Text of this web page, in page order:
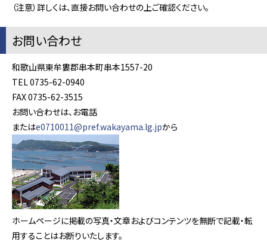
（注意）詳しくは、直接お問い合わせの上ご確認ください。
お問い合わせ
和歌山県東牟婁郡串本町串本1557-20
TEL 0735-62-0940
FAX 0735-62-3515
お問い合わせは、お電話
またはe0710011@pref.wakayama.lg.jpから
ホームページに掲載の写真・文章およびコンテンツを無断で記載・転
用することはお断りいたします。